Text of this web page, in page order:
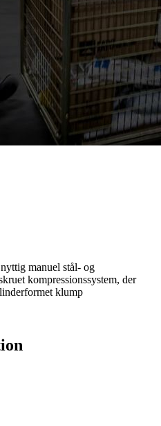
manuel stål- og
kompressionssystem, der
klump